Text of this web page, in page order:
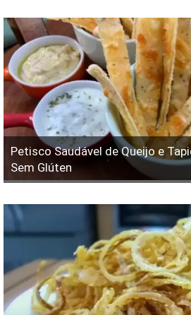
Petisco Saudável de Queijo e
Sem Glúten